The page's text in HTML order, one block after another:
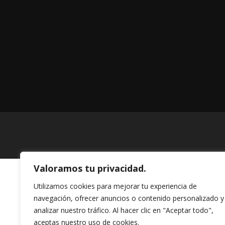
Valoramos tu privacidad.
Utilizamos cookies para mejorar tu experiencia de
navegación, ofrecer anuncios o contenido personalizado y
analizar nuestro tráfico. Al hacer clic en "Aceptar todo",
aceptas nuestro uso de cookies.